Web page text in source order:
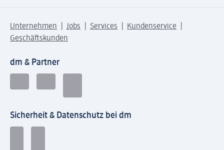
Unternehmen Jobs Services
Kundenservice
Geschäftskunden
dm & Partner
Sicherheit & Datenschutz bei dm